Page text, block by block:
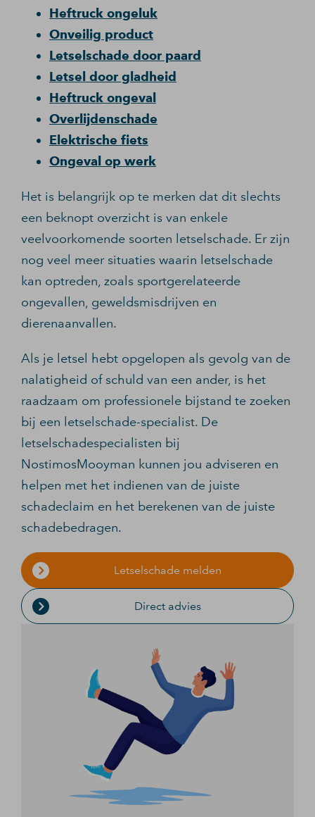
Heftruck ongeluk
Onveilig product
Letselschade door paard
Letsel door gladheid
Heftruck ongeval
Overlijdenschade
Elektrische fiets
Ongeval op werk
Het is belangrijk op te merken dat dit slechts
een beknopt overzicht is van enkele
veelvoorkomende soorten letselschade. Er zijn
nog veel meer situaties waarin letselschade
kan optreden, zoals sportgerelateerde
ongevallen, geweldsmisdrijven en
dierenaanvallen.
Als je letsel hebt opgelopen als gevolg van de
nalatigheid of schuld van een ander, is het
raadzaam om professionele bijstand te zoeken
bij een letselschade-specialist. De
letselschadespecialisten bij
NostimosMooyman kunnen jou adviseren en
helpen met het indienen van de juiste
schadeclaim en het berekenen van de juiste
schadebedragen.
Letselschade melden
Direct advies